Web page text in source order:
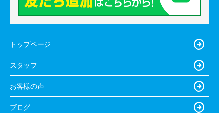
トップページ
スタッフ
お客様の声
ブログ